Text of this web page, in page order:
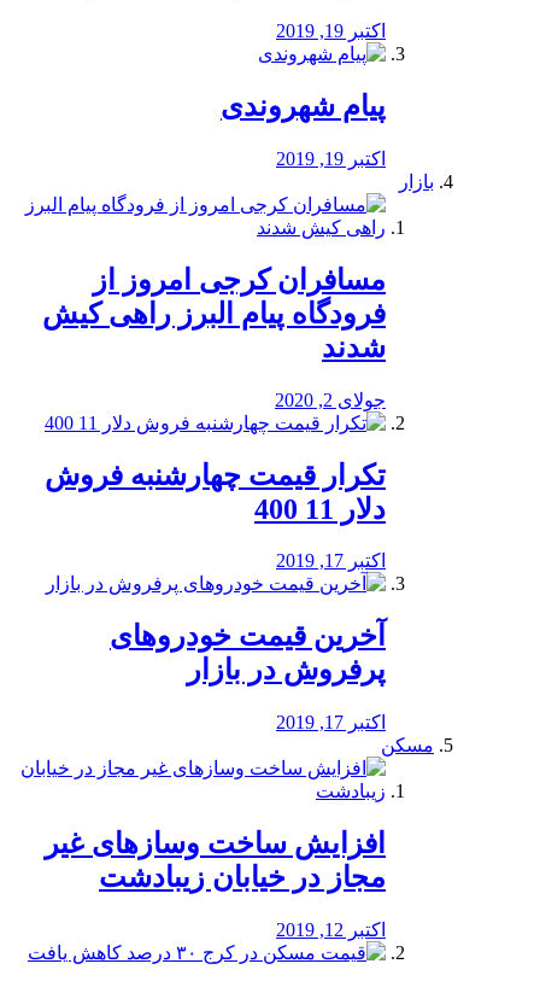
اکتبر 19, 2019
پیام شهروندی
اکتبر 19, 2019
بازار
مسافران کرجی امروز از
فرودگاه پیام البرز راهی کیش
شدند
جولای 2, 2020
تکرار قیمت چهارشنبه فروش
دلار 11 400
اکتبر 17, 2019
آخرین قیمت خودرو‌های
پرفروش در بازار
اکتبر 17, 2019
مسکن
افزایش ساخت وسازهای غیر
مجاز در خیابان زیبادشت
اکتبر 12, 2019